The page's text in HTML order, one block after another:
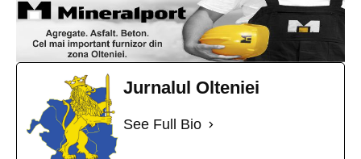
Jurnalul Olteniei
See Full Bio